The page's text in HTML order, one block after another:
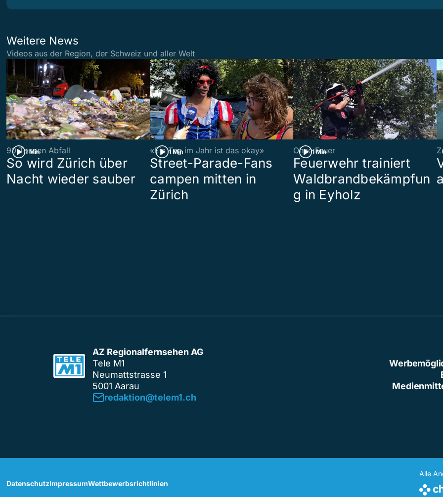
Weitere News
Videos aus der Region, der Schweiz und aller Welt
1 Min
90 Tonnen Abfall
So wird Zürich über
Nacht wieder sauber
1 Min
«Ein Tag im Jahr ist das okay»
Street-Parade-Fans
campen mitten in
Zürich
1 Min
Ohne Feuer
Feuerwehr trainiert
Waldbrandbekämpfun
g in Eyholz
AZ Regionalfernsehen AG
Tele M1
Neumattstrasse 1
5001 Aarau
redaktion@telem1.ch
DatenschutzImpressumWettbewerbsrichtlinien
Alle